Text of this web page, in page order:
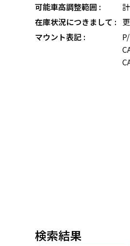
可能車高調整範囲 :
在庫状況につきまして :
マウント表記 :
検索結果